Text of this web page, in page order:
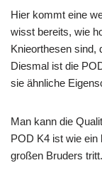
Hier kommt eine
wisst bereits, wie
Knieorthesen sind,
Diesmal ist die
sie ähnliche
Man kann die
POD K4 ist wie ein
großen Bruders tritt.